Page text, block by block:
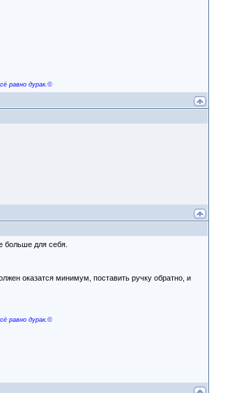
равно дурак.©
больше для себя.
оказатся минимум, поставить ручку обратно, и
равно дурак.©